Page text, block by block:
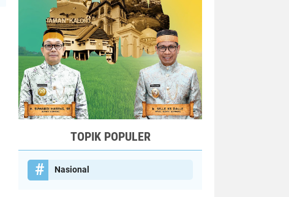
TOPIK POPULER
Nasional